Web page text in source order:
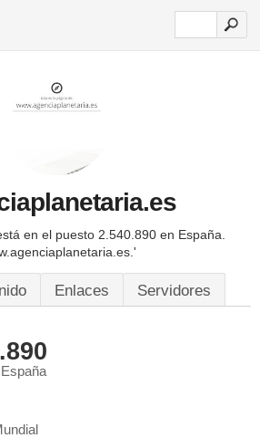
en el puesto 2.540.890 en España.
Enlaces Servidores